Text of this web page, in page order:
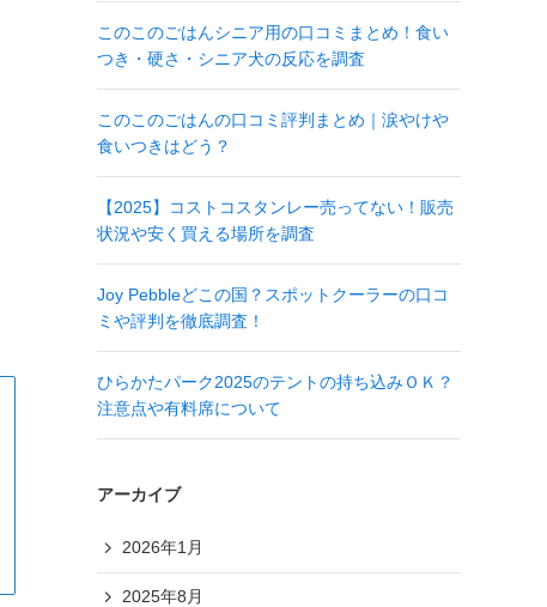
このこのごはんシニア用の口コミまとめ！食い
つき・硬さ・シニア犬の反応を調査
このこのごはんの口コミ評判まとめ｜涙やけや
食いつきはどう？
【2025】コストコスタンレー売ってない！販売
状況や安く買える場所を調査
Joy Pebbleどこの国？スポットクーラーの口コ
ミや評判を徹底調査！
ひらかたパーク2025のテントの持ち込みＯＫ？
注意点や有料席について
アーカイブ
2026年1月
2025年8月